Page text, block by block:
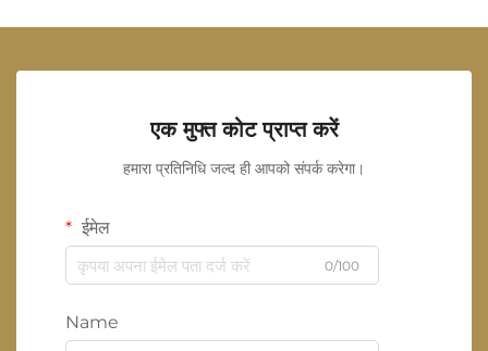
एक मुफ्त कोट प्राप्त करें
हमारा प्रतिनिधि जल्द ही आपको संपर्क करेगा।
ईमेल
0/100
Name